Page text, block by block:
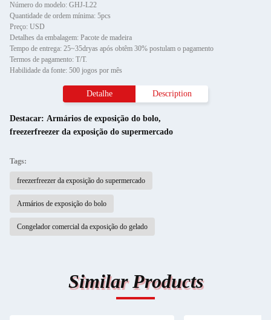
Número do modelo: GHJ-L22
Quantidade de ordem mínima: 5pcs
Preço: USD
Detalhes da embalagem: Pacote de madeira
Tempo de entrega: 25~35dryas após obtêm 30% postulam o pagamento
Termos de pagamento: T/T.
Habilidade da fonte: 500 jogos por mês
Detalhe Description
Destacar: Armários de exposição do bolo,
freezerfreezer da exposição do supermercado
Tags:
freezerfreezer da exposição do supermercado
Armários de exposição do bolo
Congelador comercial da exposição do gelado
Similar Products